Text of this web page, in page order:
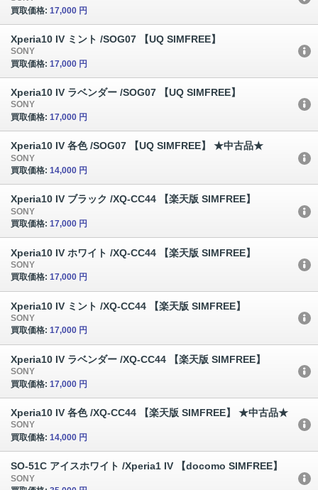
買取価格: 17,000 円
Xperia10 IV ミント /SOG07 【UQ SIMFREE】
SONY
買取価格: 17,000 円
Xperia10 IV ラベンダー /SOG07 【UQ SIMFREE】
SONY
買取価格: 17,000 円
Xperia10 IV 各色 /SOG07 【UQ SIMFREE】 ★中古品★
SONY
買取価格: 14,000 円
Xperia10 IV ブラック /XQ-CC44 【楽天版 SIMFREE】
SONY
買取価格: 17,000 円
Xperia10 IV ホワイト /XQ-CC44 【楽天版 SIMFREE】
SONY
買取価格: 17,000 円
Xperia10 IV ミント /XQ-CC44 【楽天版 SIMFREE】
SONY
買取価格: 17,000 円
Xperia10 IV ラベンダー /XQ-CC44 【楽天版 SIMFREE】
SONY
買取価格: 17,000 円
Xperia10 IV 各色 /XQ-CC44 【楽天版 SIMFREE】 ★中古品★
SONY
買取価格: 14,000 円
SO-51C アイスホワイト /Xperia1 IV 【docomo SIMFREE】
SONY